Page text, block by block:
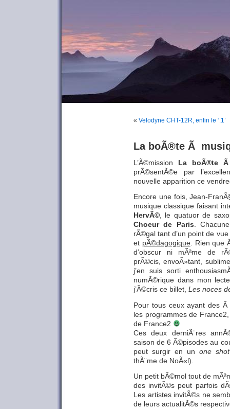
« Velodyne CHT-12R, enfin le ‘.1’
La boÃ®te Ã
L’Ã©mission La boÃ®te
prÃ©sentÃ©e par
nouvelle apparition ce
Encore une fois, Jean-
musique classique faisant
HervÃ© , le quatuor de
Choeur de Paris .
rÃ©gal tant d’un point de
et pÃ©dagogique. Rien que
d’obscur ni mÃªme de
prÃ©cis, envoÃ»tant,
j’en suis sorti
numÃ©rique dans mon
j’Ã©cris ce billet, Les noces
Pour tous ceux ayant des
les programmes de
de France2
Ces deux derniÃ¨res
saison de 6 Ã©pisodes au
peut surgir en unone shot
thÃ¨me de NoÃ«l).
Un petit bÃ©mol tout de
des invitÃ©s peut parfois
Les artistes invitÃ©s ne
de leurs actualitÃ©s